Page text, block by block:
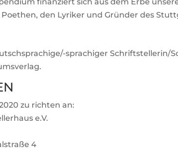
finan­ziert sich aus dem Erbe
den Lyriker und Gründer des
spra­chiger Schriftstellerin/
zu richten an:
e.V.
4